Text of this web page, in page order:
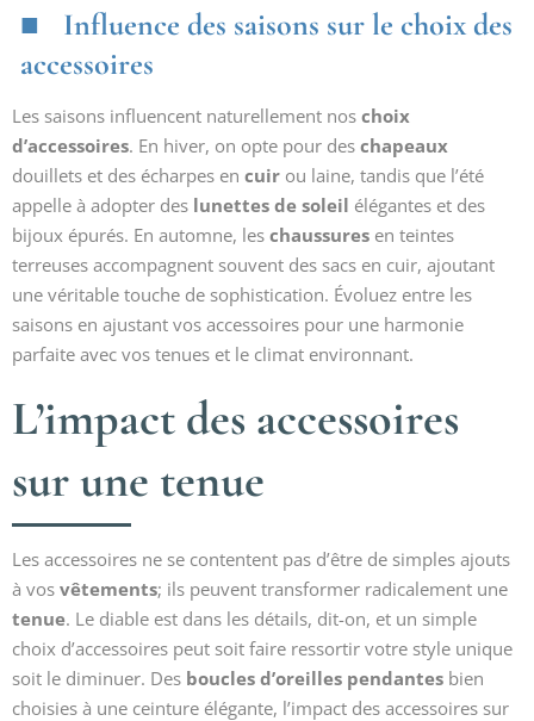
Influence des saisons sur le choix des
accessoires
Les saisons influencent naturellement nos choix
d’accessoires. En hiver, on opte pour des chapeaux
douillets et des écharpes en cuir ou laine, tandis que l’été
appelle à adopter des lunettes de soleil élégantes et des
bijoux épurés. En automne, les chaussures en teintes
terreuses accompagnent souvent des sacs en cuir, ajoutant
une véritable touche de sophistication. Évoluez entre les
saisons en ajustant vos accessoires pour une harmonie
parfaite avec vos tenues et le climat environnant.
L’impact des accessoires
sur une tenue
Les accessoires ne se contentent pas d’être de simples ajouts
à vos vêtements; ils peuvent transformer radicalement une
tenue. Le diable est dans les détails, dit-on, et un simple
choix d’accessoires peut soit faire ressortir votre style unique
soit le diminuer. Des boucles d’oreilles pendantes bien
choisies à une ceinture élégante, l’impact des accessoires sur